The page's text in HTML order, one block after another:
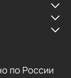
по России